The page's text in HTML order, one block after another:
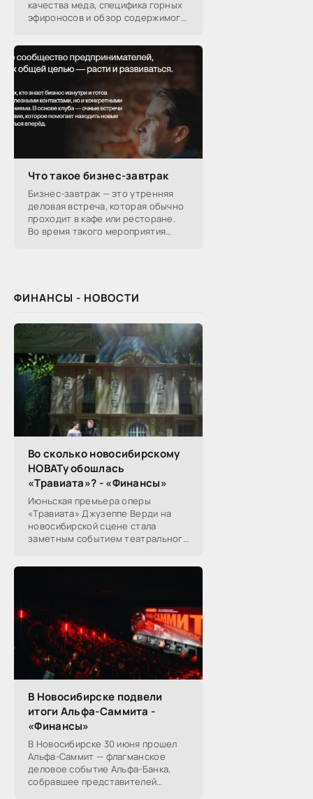
качества меда, специфика горных
эфироносов и обзор содержимого
производителей.
Что такое бизнес-завтрак
Бизнес-завтрак — это утренняя
деловая встреча, которая обычно
проходит в кафе или ресторане.
Во время такого мероприятия
ФИНАНСЫ - НОВОСТИ
Во сколько новосибирскому
НОВАТу обошлась
«Травиата»? - «Финансы»
Июньская премьера оперы
«Травиата» Джузеппе Верди на
новосибирской сцене стала
заметным событием театрального
Посетители НОВАТа, с которыми
В Новосибирске подвели
итоги Альфа-Саммита -
«Финансы»
В Новосибирске 30 июня прошел
Альфа-Саммит — флагманское
деловое событие Альфа-Банка,
собравшее представителей